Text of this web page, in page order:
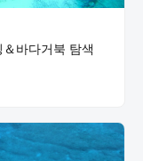
바다거북 탐색